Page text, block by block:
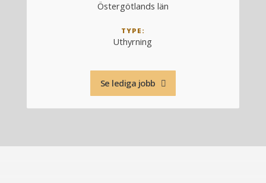
Östergötlands län
TYPE:
Uthyrning
Se lediga jobb